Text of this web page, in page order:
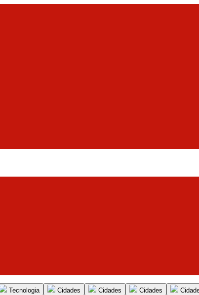
Tecnologia Cidades Cidades Cidades